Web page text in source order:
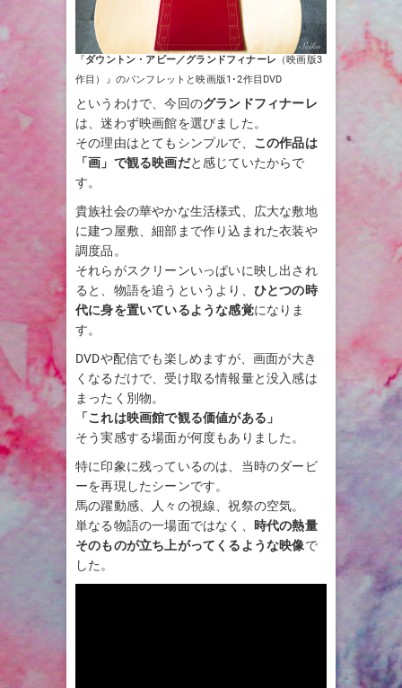
『ダウントン・アビー／グランドフィナーレ （映画版3
作目）』のパンフレットと映画版1･2作目DVD
というわけで、今回のグランドフィナーレ
は、迷わず映画館を選びました。
その理由はとてもシンプルで、 この作品は
「画」で観る映画だと感じていたからで
す。
貴族社会の華やかな生活様式、広大な敷地
に建つ屋敷、細部まで作り込まれた衣装や
調度品。
それらがスクリーンいっぱいに映し出され
ると、物語を追うというより、 ひとつの時
代に身を置いているような感覚になりま
す。
DVDや配信でも楽しめますが、画面が大き
くなるだけで、受け取る情報量と没入感は
まったく別物。
「これは映画館で観る価値がある」
そう実感する場面が何度もありました。
特に印象に残っているのは、当時のダービ
ーを再現したシーンです。
馬の躍動感、人々の視線、祝祭の空気。
単なる物語の一場面ではなく、 時代の熱量
そのものが立ち上がってくるような映像で
した。